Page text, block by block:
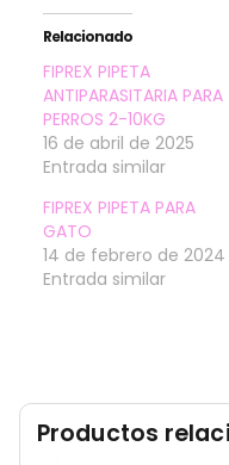
Productos
Relacionado
FIPREX PIPETA
ANTIPARASITARIA PARA
PERROS 2-10KG
16 de abril de 2025
Entrada similar
FIPREX PIPETA PARA
GATO
14 de febrero de 2024
Entrada similar